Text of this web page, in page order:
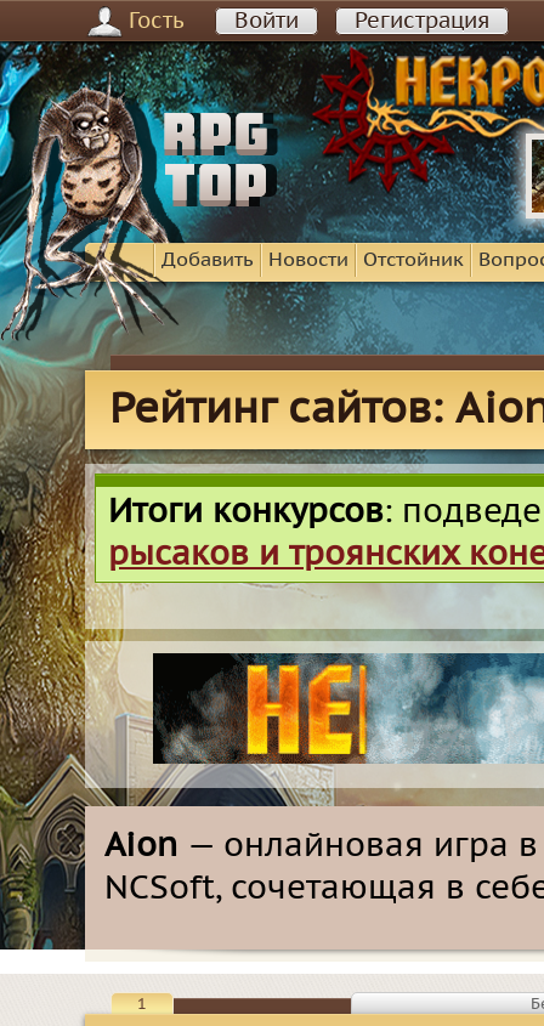
Гость Войти Регистрация
Добавить Новости Отстойник
Рейтинг сайтов:
Итоги конкурсов:
рысаков и троянских
Aion — онлайновая игра в
NCSoft, сочетающая в
1